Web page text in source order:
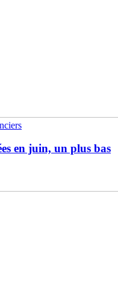
en juin, un plus bas